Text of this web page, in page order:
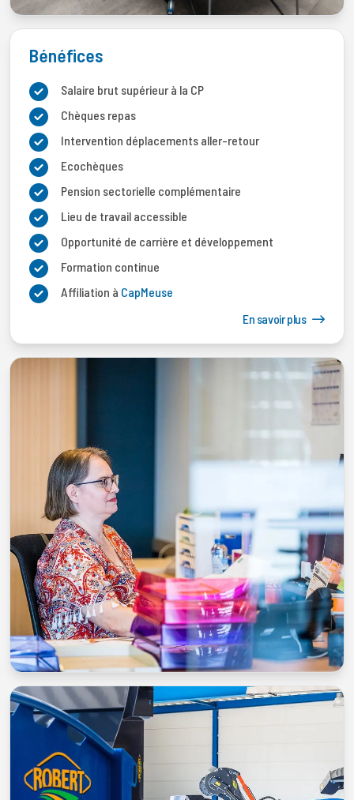
Bénéfices
Salaire brut supérieur à la CP
Chèques repas
Intervention déplacements aller-retour
Ecochèques
Pension sectorielle complémentaire
Lieu de travail accessible
Opportunité de carrière et développement
Formation continue
Affiliation à CapMeuse
En savoir plus